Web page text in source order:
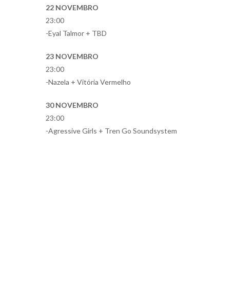
22 NOVEMBRO
23:00
-Eyal Talmor + TBD
23 NOVEMBRO
23:00
-Nazela + Vitória Vermelho
30 NOVEMBRO
23:00
-Agressive Girls + Tren Go Soundsystem